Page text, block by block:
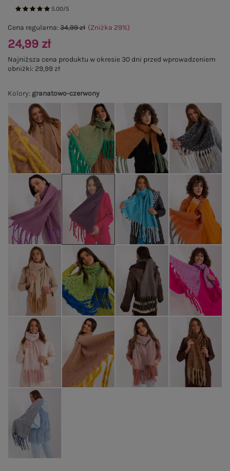
5.00/5
Kolory: granatowo-czerwony
Cena regularna:34,99 zł (Zniżka 29%)
24,99 zł
Najniższa cena produktu w okresie 30 dni przed wprowadzeniem
obniżki: 29,99 zł